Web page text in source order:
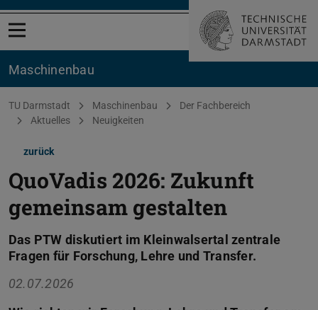
Menü öffnen
Maschinenbau
Sie befinden sich hier:
TU Darmstadt Maschinenbau
Der Fachbereich
Aktuelles
Neuigkeiten
zurück
QuoVadis 2026: Zukunft
gemeinsam gestalten
Das PTW diskutiert im Kleinwalsertal zentrale
Fragen für Forschung, Lehre und Transfer.
02.07.2026